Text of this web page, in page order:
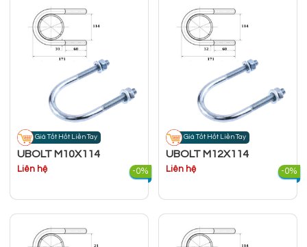
Giá Tốt Hốt Liền Tay
UBOLT M10X114
Liên hệ -0%
Giá Tốt Hốt Liền Tay
UBOLT M12X114
Liên hệ -0%